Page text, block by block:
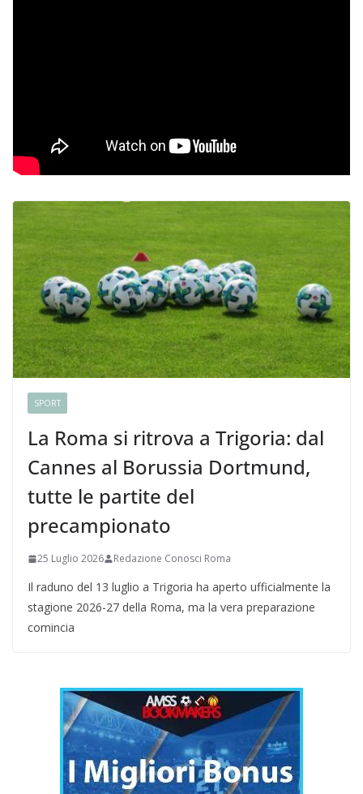
SPORT
La Roma si ritrova a Trigoria: dal
Cannes al Borussia Dortmund,
tutte le partite del
precampionato
25 Luglio 2026 Redazione Conosci Roma
Il raduno del 13 luglio a Trigoria ha aperto ufficialmente la
stagione 2026-27 della Roma, ma la vera preparazione
comincia